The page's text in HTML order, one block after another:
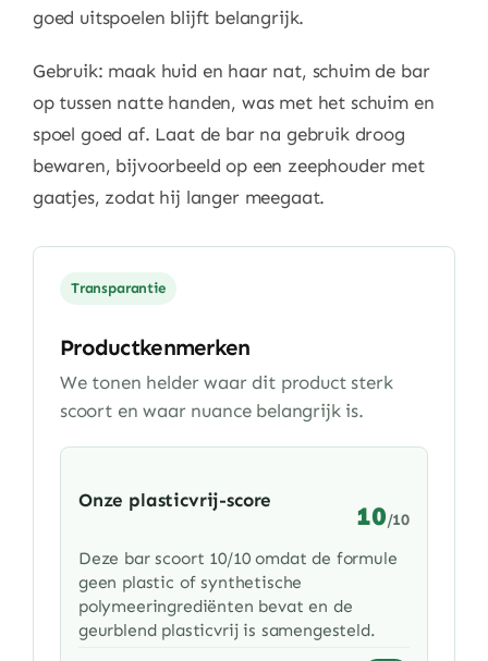
goed uitspoelen blijft belangrijk.
Gebruik: maak huid en haar nat, schuim de bar
op tussen natte handen, was met het schuim en
spoel goed af. Laat de bar na gebruik droog
bewaren, bijvoorbeeld op een zeephouder met
gaatjes, zodat hij langer meegaat.
Transparantie
Productkenmerken
We tonen helder waar dit product sterk
scoort en waar nuance belangrijk is.
Onze plasticvrij-score
10/10
Deze bar scoort 10/10 omdat de formule
geen plastic of synthetische
polymeeringrediënten bevat en de
geurblend plasticvrij is samengesteld.